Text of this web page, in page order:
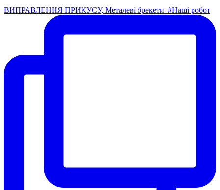
ВИПРАВЛЕННЯ ПРИКУСУ, Металеві брекети. #Наші робот